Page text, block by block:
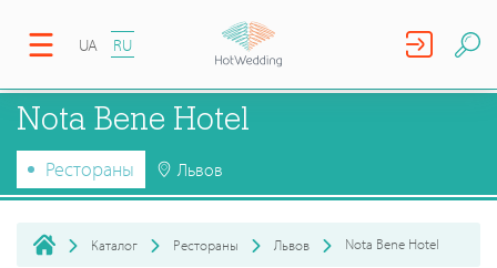
UA RU
Nota Bene Hotel
Рестораны Львов
Каталог Рестораны Львов Nota Bene Hotel